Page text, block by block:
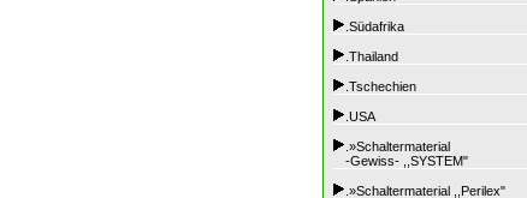
.Südafrika
.Thailand
.Tschechien
.USA
.»Schaltermaterial
-Gewiss- ,,SYSTEM"
.»Schaltermaterial ,,Perilex"